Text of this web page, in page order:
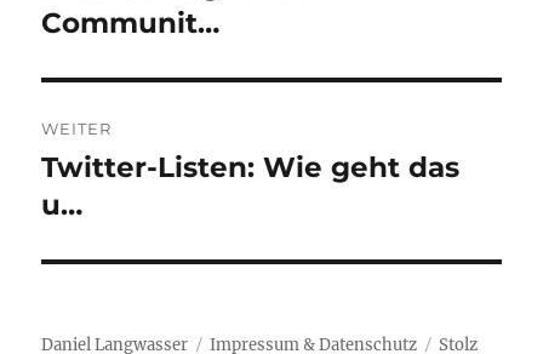
Beitrag:
Communit…
WEITER
Nächster
Beitrag:
Twitter-Listen: Wie geht das
u…
Daniel Langwasser Impressum & Datenschutz Stolz